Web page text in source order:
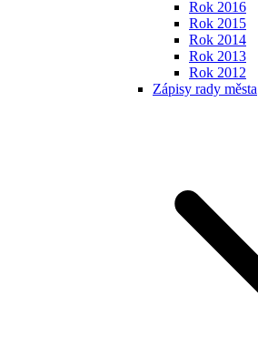
Rok 2016
Rok 2015
Rok 2014
Rok 2013
Rok 2012
Zápisy rady města